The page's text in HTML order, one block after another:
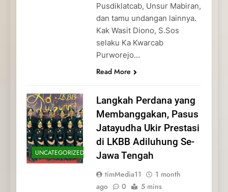
Pusdiklatcab, Unsur Mabiran,
dan tamu undangan lainnya.
Kak Wasit Diono, S.Sos
selaku Ka Kwarcab
Purworejo…
Read More
UNCATEGORIZED
Langkah Perdana yang
Membanggakan, Pasus
Jatayudha Ukir Prestasi
di LKBB Adiluhung Se-
Jawa Tengah
timMedia11
1 month
ago
0 5 mins